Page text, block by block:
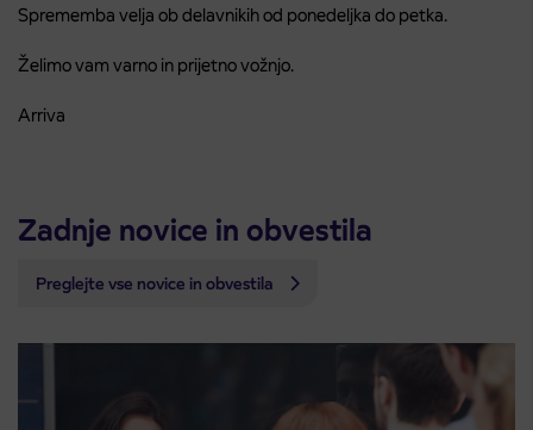
Sprememba velja ob delavnikih od ponedeljka do petka.
Želimo vam varno in prijetno vožnjo.
Arriva
Zadnje novice in obvestila
Preglejte vse novice in obvestila